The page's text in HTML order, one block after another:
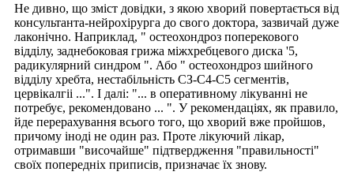
Не дивно, що зміст довідки, з якою хворий повертається від
консультанта-нейрохірурга до свого доктора, зазвичай дуже
лаконічно. Наприклад, " остеохондроз поперекового
відділу, заднебоковая грижа міжхребцевого диска '5,
радикулярний синдром ". Або " остеохондроз шийного
відділу хребта, нестабільність СЗ-С4-С5 сегментів,
цервікалгіі ...". І далі: "... в оперативному лікуванні не
потребує, рекомендовано ... ". У рекомендаціях, як правило,
йде перерахування всього того, що хворий вже пройшов,
причому іноді не один раз. Проте лікуючий лікар,
отримавши "височайше" підтвердження "правильності"
своїх попередніх приписів, призначає їх знову.